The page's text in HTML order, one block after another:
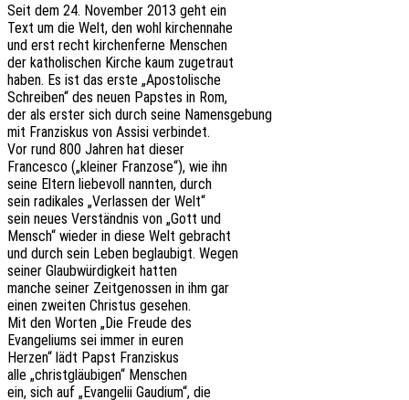
Seit dem 24. Novem­ber 2013 geht ein
Text um die Welt, den wohl kirchennahe
und erst recht kirchen­fer­ne Menschen
der katho­li­schen Kirche kaum zugetraut
haben. Es ist das erste „Apos­to­li­sche
Schrei­ben“ des neuen Paps­tes in Rom,
der als erster sich durch seine Namensgebung
mit Fran­zis­kus von Assisi verbindet.
Vor rund 800 Jahren hat dieser
Fran­ces­co („klei­ner Fran­zo­se“), wie ihn
seine Eltern liebe­voll nann­ten, durch
sein radi­ka­les „Verlas­sen der Welt“
sein neues Verständ­nis von „Gott und
Mensch“ wieder in diese Welt gebracht
und durch sein Leben beglau­bigt. Wegen
seiner Glaub­wür­dig­keit hatten
manche seiner Zeit­ge­nos­sen in ihm gar
einen zwei­ten Chris­tus gesehen.
Mit den Worten „Die Freude des
Evan­ge­li­ums sei immer in euren
Herzen“ lädt Papst Franziskus
alle „christ­gläu­bi­gen“ Menschen
ein, sich auf „Evan­ge­lii Gaudi­um“, die